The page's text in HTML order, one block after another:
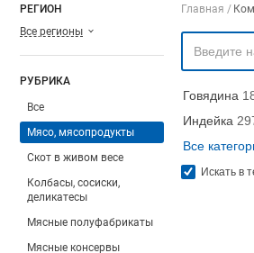
Документы Мои объявления
РЕГИОН
Все регионы
РУБРИКА
Все
Мясо, мясопродукты
Скот в живом весе
Колбасы, сосиски,
деликатесы
Мясные полуфабрикаты
Мясные консервы
Главная
Говядина
Индейка
Все
Искать в